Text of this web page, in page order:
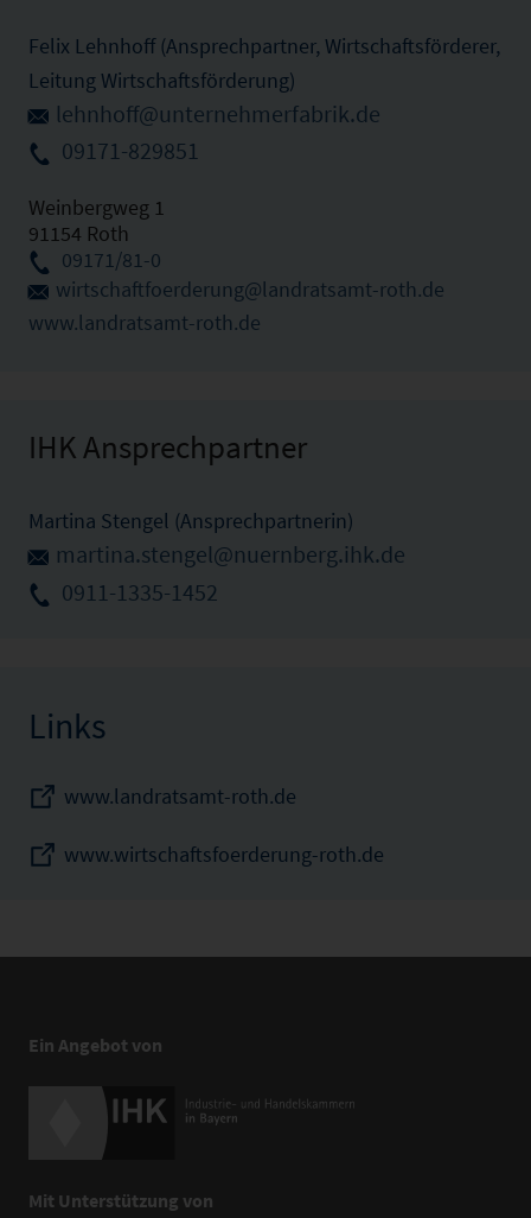
Felix Lehnhoff (Ansprechpartner, Wirtschaftsförderer,
Leitung Wirtschaftsförderung)
lehnhoff@unternehmerfabrik.de
09171-829851
Weinbergweg 1
91154 Roth
09171/81-0
wirtschaftfoerderung@landratsamt-roth.de
www.landratsamt-roth.de
IHK Ansprechpartner
Martina Stengel (Ansprechpartnerin)
martina.stengel@nuernberg.ihk.de
0911-1335-1452
Links
www.landratsamt-roth.de
www.wirtschaftsfoerderung-roth.de
Ein Angebot von
Mit Unterstützung von